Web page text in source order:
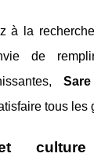
à la
de
Sare
tous les
et